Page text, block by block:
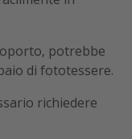
potrebbe
di fototessere.
richiedere